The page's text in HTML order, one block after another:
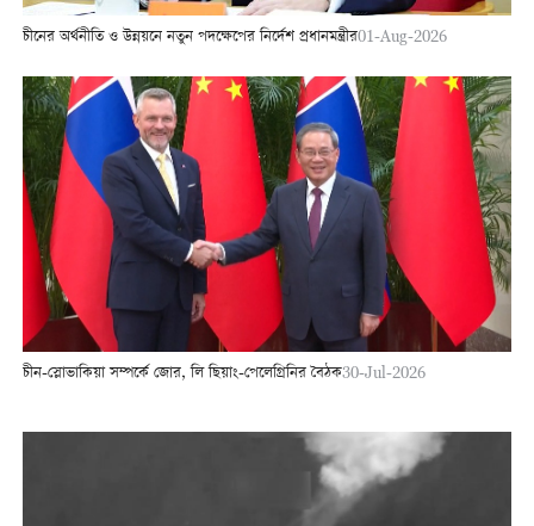
চীনের অর্থনীতি ও উন্নয়নে নতুন পদক্ষেপের নির্দেশ প্রধানমন্ত্রীর01-Aug-2026
চীন-স্লোভাকিয়া সম্পর্কে জোর, লি ছিয়াং-পেলেগ্রিনির বৈঠক30-Jul-2026